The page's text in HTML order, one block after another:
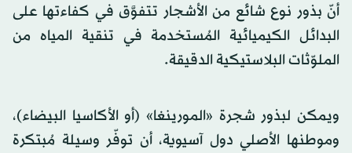
أنّ بذور نوع شائع من الأشجار تتفوَّق في كفاءتها على
البدائل الكيميائية المُستخدمة في تنقية المياه من
الملوّثات البلاستيكية الدقيقة.
ويمكن لبذور شجرة «المورينغا» (أو الأكاسيا البيضاء)،
وموطنها الأصلي دول آسيوية، أن توفّر وسيلة مُبتكرة